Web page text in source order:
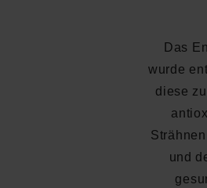
Das
wurde
diese
und